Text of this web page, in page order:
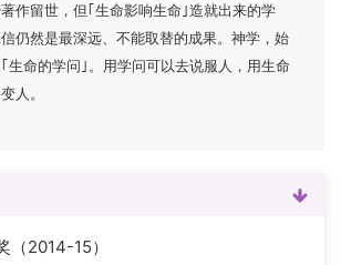
作留世，但｢生命影响生命｣造就出来的学
仍然是最深远、不能取替的成果。神学，始
生命的学问｣。用学问可以去说服人，用生命
人。
（2014-15）